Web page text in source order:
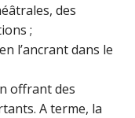
des
;
l’ancrant dans le
offrant des
A terme, la